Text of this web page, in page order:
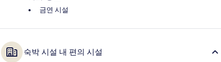
금연 시설
숙박 시설 내 편의 시설